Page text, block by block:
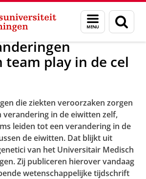
Menu
en
zoeken
Nieuws Nieuwsberichten
play in de cel
die ziekten veroorzaken zorgen
verandering in de eiwitten zelf,
leiden tot een verandering in de
de eiwitten. Dat blijkt uit
van het Universitair Medisch
Zij publiceren hierover vandaag
wetenschappelijke tijdschrift